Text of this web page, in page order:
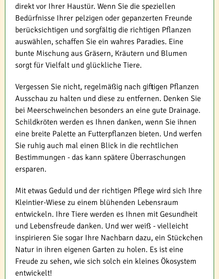
direkt vor Ihrer Haustür. Wenn Sie die speziellen
Bedürfnisse Ihrer pelzigen oder gepanzerten Freunde
berücksichtigen und sorgfältig die richtigen Pflanzen
auswählen, schaffen Sie ein wahres Paradies. Eine
bunte Mischung aus Gräsern, Kräutern und Blumen
sorgt für Vielfalt und glückliche Tiere.
Vergessen Sie nicht, regelmäßig nach giftigen Pflanzen
Ausschau zu halten und diese zu entfernen. Denken Sie
bei Meerschweinchen besonders an eine gute Drainage.
Schildkröten werden es Ihnen danken, wenn Sie ihnen
eine breite Palette an Futterpflanzen bieten. Und werfen
Sie ruhig auch mal einen Blick in die rechtlichen
Bestimmungen - das kann spätere Überraschungen
ersparen.
Mit etwas Geduld und der richtigen Pflege wird sich Ihre
Kleintier-Wiese zu einem blühenden Lebensraum
entwickeln. Ihre Tiere werden es Ihnen mit Gesundheit
und Lebensfreude danken. Und wer weiß - vielleicht
inspirieren Sie sogar Ihre Nachbarn dazu, ein Stückchen
Natur in ihren eigenen Garten zu holen. Es ist eine
Freude zu sehen, wie sich solch ein kleines Ökosystem
entwickelt!